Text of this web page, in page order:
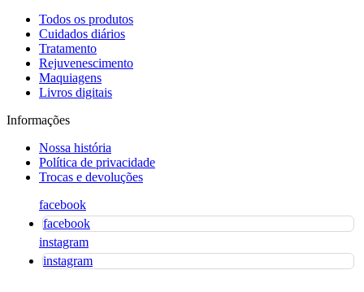
Todos os produtos
Cuidados diários
Tratamento
Rejuvenescimento
Maquiagens
Livros digitais
Informações
Nossa história
Política de privacidade
Trocas e devoluções
facebook
facebook
instagram
instagram